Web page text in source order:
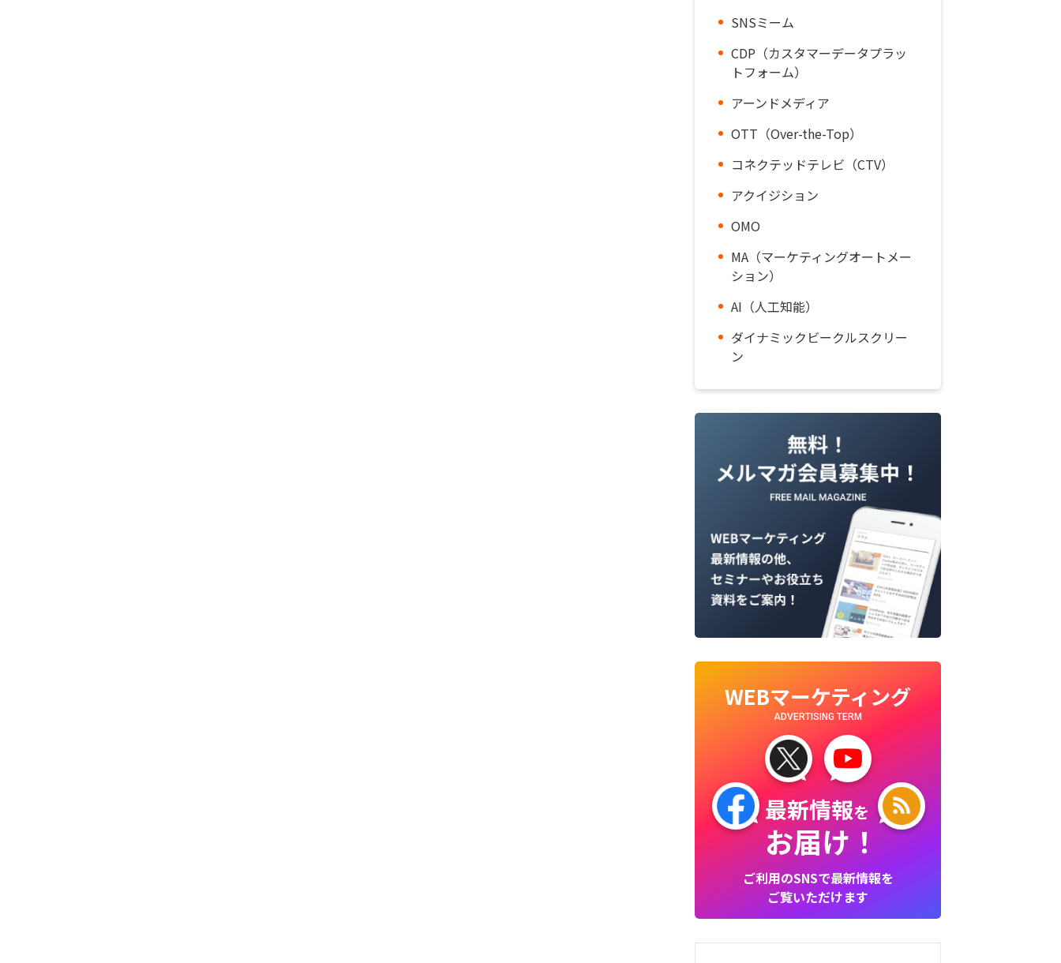
SNSミーム
CDP（カスタマーデータプラッ
トフォーム）
アーンドメディア
OTT（Over-the-Top）
コネクテッドテレビ（CTV）
アクイジション
OMO
MA（マーケティングオートメー
ション）
AI（人工知能）
ダイナミックビークルスクリー
ン
WEBマーケティング
ADVERTISING TERM
最新情報を
お届け！
ご利用のSNSで最新情報を
ご覧いただけます